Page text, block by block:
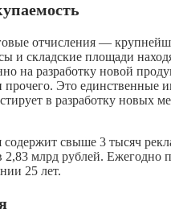
отчисления —
и складские площади
на разработку новой
Это единственные
в разработку новых
содержит свыше 3 тысяч
млрд рублей. Ежегодно
25 лет.